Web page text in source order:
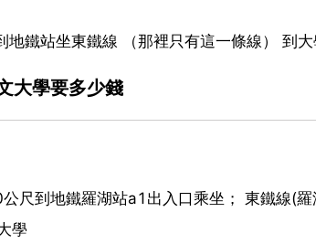
地鐵站坐東鐵線 （那裡只有這一條線） 到
大學要多少錢
尺到地鐵羅湖站a1出入口乘坐； 東鐵線(
學